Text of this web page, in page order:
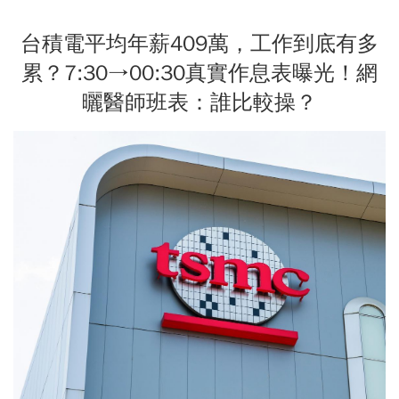
台積電平均年薪409萬，工作到底有多
累？7:30→00:30真實作息表曝光！網
曬醫師班表：誰比較操？